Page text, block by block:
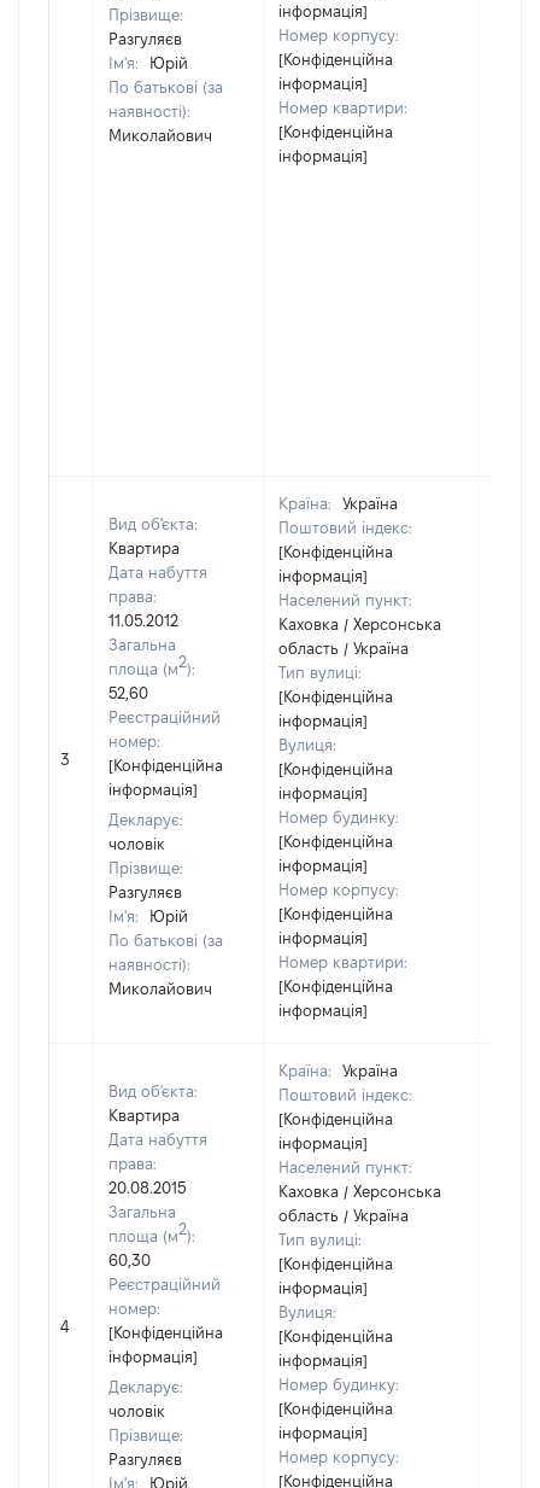
Прізвище:
Разгуляєв
Ім'я:
Юрій
По батькові (за
наявності):
Миколайович
інформація]
Номер корпусу:
[Конфіденційна
інформація]
Номер квартири:
[Конфіденційна
інформація]
3
Вид об'єкта:
Квартира
Дата набуття
права:
11.05.2012
Загальна
площа (м2):
52,60
Реєстраційний
номер:
[Конфіденційна
інформація]
Декларує:
чоловік
Прізвище:
Разгуляєв
Ім'я:
Юрій
По батькові (за
наявності):
Миколайович
Країна:
Україна
Поштовий індекс:
[Конфіденційна
інформація]
Населений пункт:
Каховка / Херсонська
область / Україна
Тип вулиці:
[Конфіденційна
інформація]
Вулиця:
[Конфіденційна
інформація]
Номер будинку:
[Конфіденційна
інформація]
Номер корпусу:
[Конфіденційна
інформація]
Номер квартири:
[Конфіденційна
інформація]
4
Вид об'єкта:
Квартира
Дата набуття
права:
20.08.2015
Загальна
площа (м2):
60,30
Реєстраційний
номер:
[Конфіденційна
інформація]
Декларує:
чоловік
Прізвище:
Разгуляєв
Ім'я:
Юрій
Країна:
Україна
Поштовий індекс:
[Конфіденційна
інформація]
Населений пункт:
Каховка / Херсонська
область / Україна
Тип вулиці:
[Конфіденційна
інформація]
Вулиця:
[Конфіденційна
інформація]
Номер будинку:
[Конфіденційна
інформація]
Номер корпусу:
[Конфіденційна